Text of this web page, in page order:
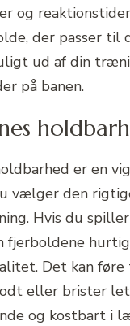
og
der passer til
ud af din
på banen.
er en
vælger den
Hvis du
fjerboldene
Det kan
eller brister
og kostbart i